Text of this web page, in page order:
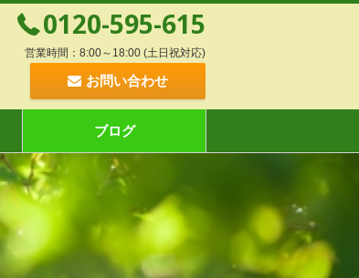
0120-595-615
営業時間：8:00～18:00 (土日祝対応)
お問い合わせ
ブログ